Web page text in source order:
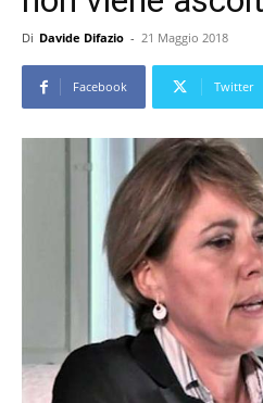
Di Davide Difazio - 21 Maggio 2018
Facebook Twitter